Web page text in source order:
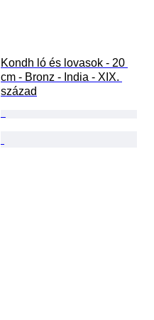
Kondh ló és lovasok - 20
cm - Bronz - India - XIX.
század